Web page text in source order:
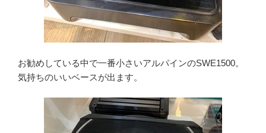
お勧めしている中で一番小さいアルパインのSWE1500。
気持ちのいいベースが出ます。